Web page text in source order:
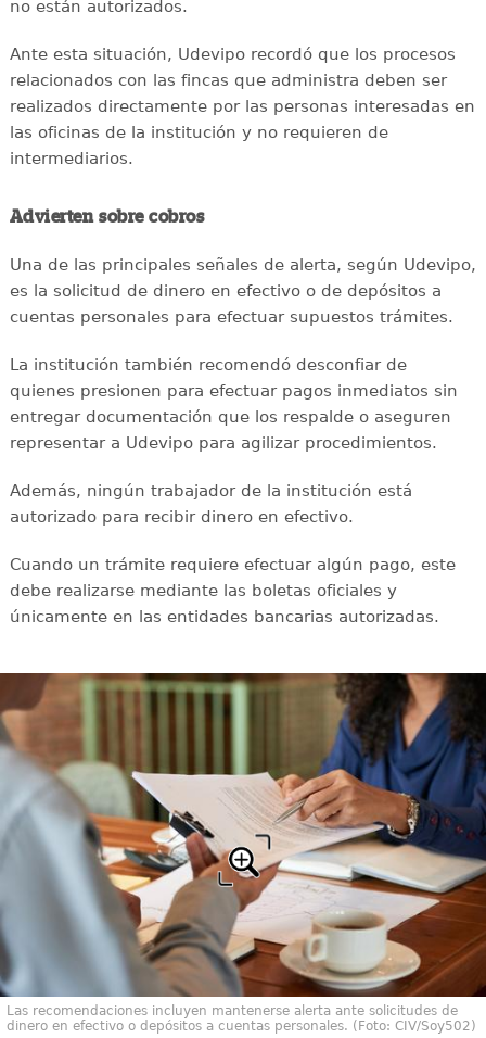
no están autorizados.
Ante esta situación, Udevipo recordó que los procesos
relacionados con las fincas que administra deben ser
realizados directamente por las personas interesadas en
las oficinas de la institución y no requieren de
intermediarios.
Advierten sobre cobros
Una de las principales señales de alerta, según Udevipo,
es la solicitud de dinero en efectivo o de depósitos a
cuentas personales para efectuar supuestos trámites.
La institución también recomendó desconfiar de
quienes presionen para efectuar pagos inmediatos sin
entregar documentación que los respalde o aseguren
representar a Udevipo para agilizar procedimientos.
Además, ningún trabajador de la institución está
autorizado para recibir dinero en efectivo.
Cuando un trámite requiere efectuar algún pago, este
debe realizarse mediante las boletas oficiales y
únicamente en las entidades bancarias autorizadas.
Las recomendaciones incluyen mantenerse alerta ante solicitudes de
dinero en efectivo o depósitos a cuentas personales. (Foto: CIV/Soy502)